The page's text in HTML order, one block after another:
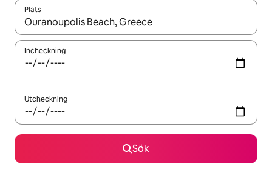
Plats
När resultaten är tillgängliga kan du navigera med upp- och
Incheckning
Utcheckning
Sök